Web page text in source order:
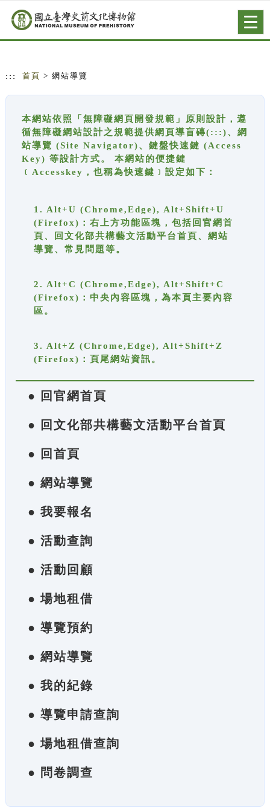
跳到主要內容
網站導覽
::: 首頁 > 網站導覽
本網站依照「無障礙網頁開發規範」原則設計，遵
循無障礙網站設計之規範提供網頁導盲磚(:::)、網
站導覽 (Site Navigator)、鍵盤快速鍵 (Access
Key) 等設計方式。 本網站的便捷鍵
﹝Accesskey，也稱為快速鍵﹞設定如下：
1. Alt+U (Chrome,Edge), Alt+Shift+U
(Firefox)：右上方功能區塊，包括回官網首
頁、回文化部共構藝文活動平台首頁、網站
導覽、常見問題等。
2. Alt+C (Chrome,Edge), Alt+Shift+C
(Firefox)：中央內容區塊，為本頁主要內容
區。
3. Alt+Z (Chrome,Edge), Alt+Shift+Z
(Firefox)：頁尾網站資訊。
● 回官網首頁
● 回文化部共構藝文活動平台首頁
● 回首頁
● 網站導覽
● 我要報名
● 活動查詢
● 活動回顧
● 場地租借
● 導覽預約
● 網站導覽
● 我的紀錄
● 導覽申請查詢
● 場地租借查詢
● 問卷調查